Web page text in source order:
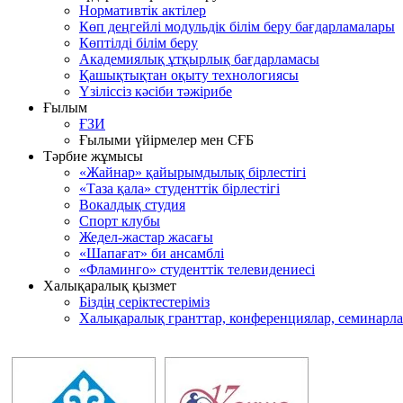
Нормативтік актілер
Көп деңгейлі модульдік білім беру бағдарламалары
Көптілді білім беру
Академиялық ұтқырлық бағдарламасы
Қашықтықтан оқыту технологиясы
Үзіліссіз кәсіби тәжірибе
Ғылым
ҒЗИ
Ғылыми үйірмелер мен СҒБ
Тәрбие жұмысы
«Жайнар» қайырымдылық бірлестігі
«Таза қала» студенттік бірлестігі
Вокалдық студия
Спорт клубы
Жедел-жастар жасағы
«Шапағат» би ансамблі
«Фламинго» студенттік телевидениесі
Халықаралық қызмет
Біздің серіктестеріміз
Халықаралық гранттар, конференциялар,